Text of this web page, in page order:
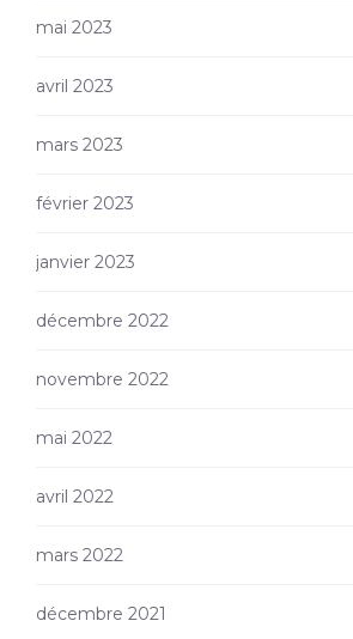
mai 2023
avril 2023
mars 2023
février 2023
janvier 2023
décembre 2022
novembre 2022
mai 2022
avril 2022
mars 2022
décembre 2021